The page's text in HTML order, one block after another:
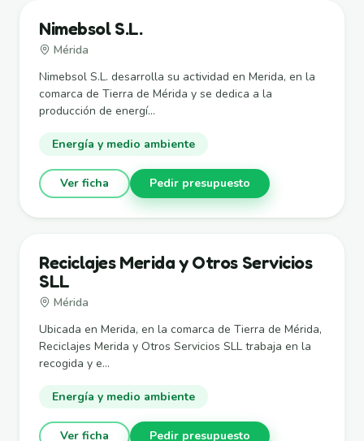
Nimebsol S.L.
Mérida
Nimebsol S.L. desarrolla su actividad en Merida, en la
comarca de Tierra de Mérida y se dedica a la
producción de energí...
Energía y medio ambiente
Ver ficha Pedir presupuesto
Reciclajes Merida y Otros Servicios
SLL
Mérida
Ubicada en Merida, en la comarca de Tierra de Mérida,
Reciclajes Merida y Otros Servicios SLL trabaja en la
recogida y e...
Energía y medio ambiente
Ver ficha Pedir presupuesto